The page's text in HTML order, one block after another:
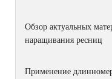
Обзор актуальных
наращивания ресниц
Применение